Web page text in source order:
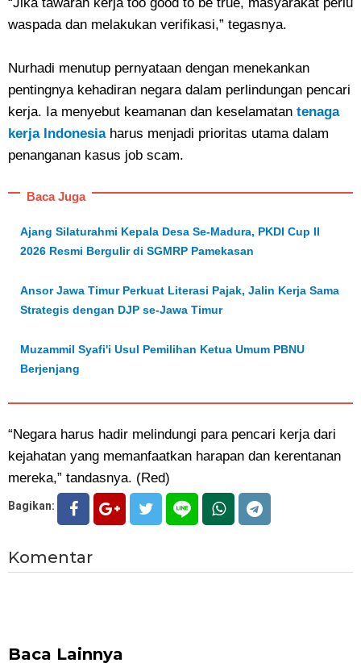
waspada dan melakukan verifikasi,” tegasnya.
Nurhadi menutup pernyataan dengan menekankan
pentingnya kehadiran negara dalam perlindungan pencari
kerja. Ia menyebut keamanan dan keselamatan tenaga
kerja Indonesiaharus menjadi prioritas utama dalam
penanganan kasus job scam.
Baca Juga
Ajang Silaturahmi Kepala Desa Se-Madura, PKDI Cup II
2026 Resmi Bergulir di SGMRP Pamekasan
Ansor Jawa Timur Perkuat Literasi Pajak, Jalin Kerja Sama
Strategis dengan DJP se-Jawa Timur
Muzammil Syafi'i Usul Pemilihan Ketua Umum PBNU
Berjenjang
“Negara harus hadir melindungi para pencari kerja dari
kejahatan yang memanfaatkan harapan dan kerentanan
mereka,” tandasnya. (Red)
Bagikan:
Komentar
Baca Lainnya